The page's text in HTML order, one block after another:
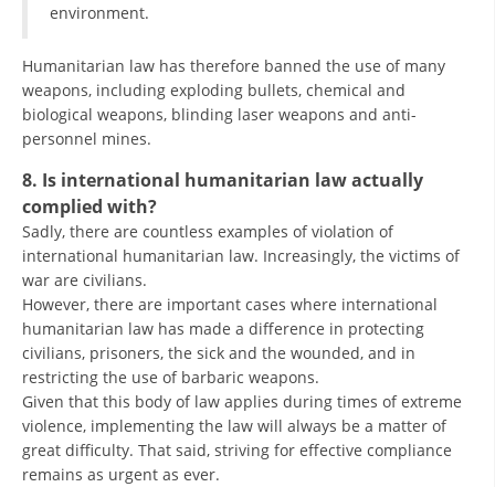
environment.
Humanitarian law has therefore banned the use of many
weapons, including exploding bullets, chemical and
biological weapons, blinding laser weapons and anti-
personnel mines.
8. Is international humanitarian law actually
complied with?
Sadly, there are countless examples of violation of
international humanitarian law. Increasingly, the victims of
war are civilians.
However, there are important cases where international
humanitarian law has made a difference in protecting
civilians, prisoners, the sick and the wounded, and in
restricting the use of barbaric weapons.
Given that this body of law applies during times of extreme
violence, implementing the law will always be a matter of
great difficulty. That said, striving for effective compliance
remains as urgent as ever.